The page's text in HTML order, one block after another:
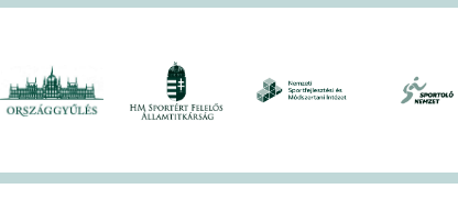
ÉLŐ:
XVII. KEK!
ÉLŐ:
A